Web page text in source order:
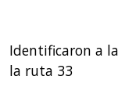
Identificaron a
la ruta 33